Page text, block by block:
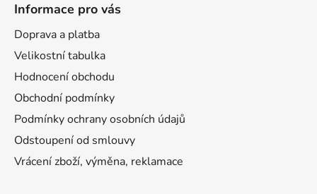
Informace pro vás
Doprava a platba
Velikostní tabulka
Hodnocení obchodu
Obchodní podmínky
Podmínky ochrany osobních údajů
Odstoupení od smlouvy
Vrácení zboží, výměna, reklamace